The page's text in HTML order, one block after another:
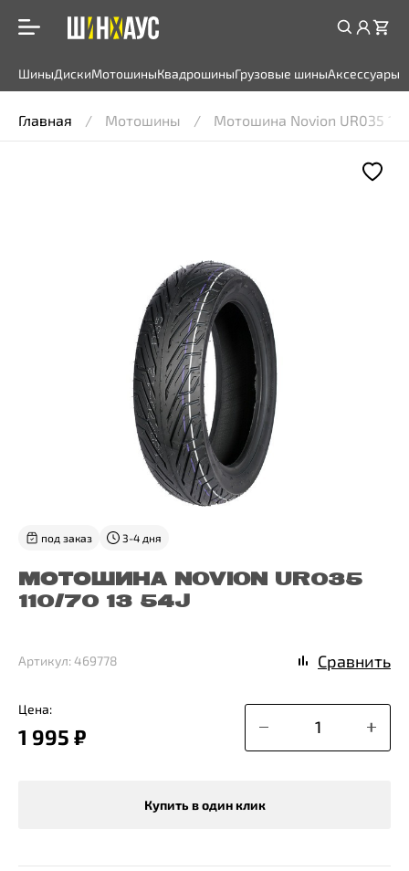
ШиныДискиМотошиныКвадрошиныГрузовые шиныАксессуары
Главная Мотошины Мотошина Novion UR035
МОТОШИНА NOVION UR035
110/70 13 54J
под заказ 3-4 дня
Цена:
1 995 ₽
Купить в один клик
Артикул: 469778 Сравнить